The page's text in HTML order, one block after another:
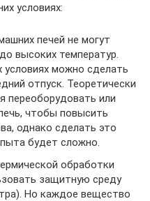
условиях:
печей не могут
высоких температур.
можно сделать
отпуск. Теоретически
переоборудовать или
чтобы повысить
однако сделать это
будет сложно.
обработки
защитную среду
Но каждое вещество